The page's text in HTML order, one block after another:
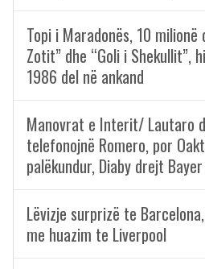
Topi i Maradonës, 10
Zotit” dhe “Goli i Shekullit”,
1986 del në ankand
Manovrat e Interit/ Lautaro
telefonojnë Romero, por
palëkundur, Diaby drejt
Lëvizje surprizë te
me huazim te Liverpool